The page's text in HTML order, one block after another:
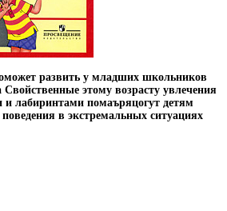
развить у младших школьников
этому возрасту увлечения
лабиринтами помаъряцогут детям
в экстремальных ситуациях